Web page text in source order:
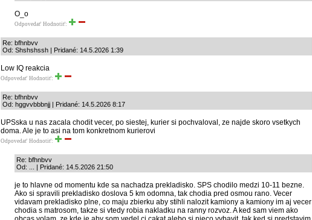
O_o
Odpovedať Hodnotiť:
Re: bfhnbvv
Od: Shshshssh | Pridané: 14.5.2026 1:39
Low IQ reakcia
Odpovedať Hodnotiť:
Re: bfhnbvv
Od: hggvvbbbnjj | Pridané: 14.5.2026 8:17
UPSska u nas zacala chodit vecer, po siestej, kurier si pochvaloval, ze najde skoro vsetkych
doma. Ale je to asi na tom konkretnom kurierovi
Odpovedať Hodnotiť:
Re: bfhnbvv
Od: ... | Pridané: 14.5.2026 21:50
je to hlavne od momentu kde sa nachadza prekladisko. SPS chodilo medzi 10-11 bezne.
Ako si spravili prekladisko doslova 5 km odomna, tak chodia pred osmou rano. Vecer
vidavam prekladisko plne, co maju zbierku aby stihli nalozit kamiony a kamiony im aj vecer
chodia s matrosom, takze si vtedy robia nakladku na ranny rozvoz. A ked sam viem ako